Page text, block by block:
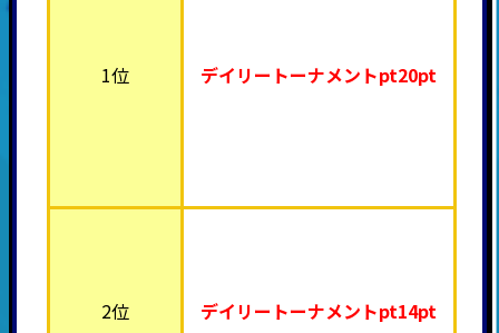
1位 デイリートーナメントpt20pt
2位 デイリートーナメントpt14pt